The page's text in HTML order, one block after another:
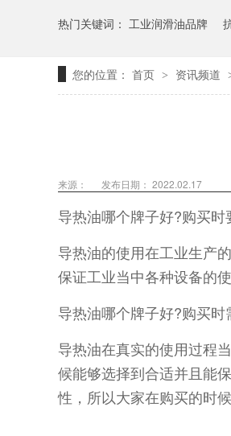
热门关键词： 工业润滑油品牌
您的位置： 首页 > 资讯频道
来源： 发布日期： 2022.02.17
导热油哪个牌子好?购买时
导热油的使用在工业生产
保证工业当中各种设备的
导热油哪个牌子好?购买时
导热油在真实的使用过程
候能够选择到合适并且能
性，所以大家在购买的时